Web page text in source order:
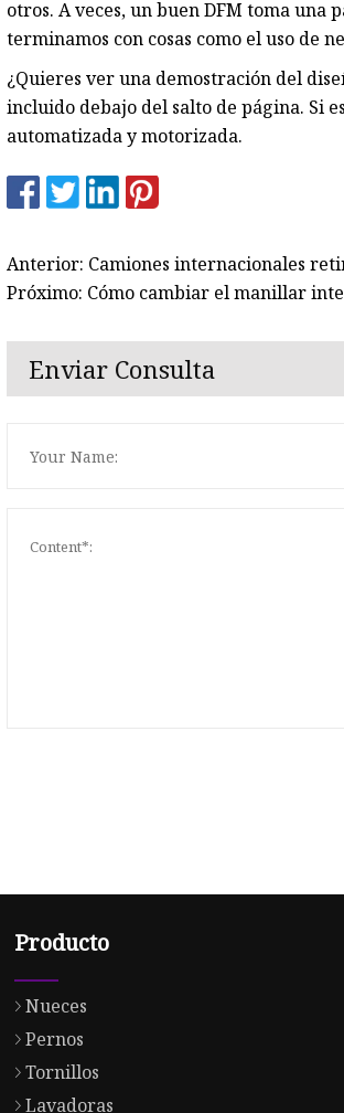
otros. A veces, un buen DFM toma
terminamos con cosas como el uso de
¿Quieres ver una demostración del
incluido debajo del salto de página. Si
automatizada y motorizada.
Anterior: Camiones internacionales
Próximo: Cómo cambiar el manillar
Enviar Consulta
Producto
Nueces
Pernos
Tornillos
Lavadoras